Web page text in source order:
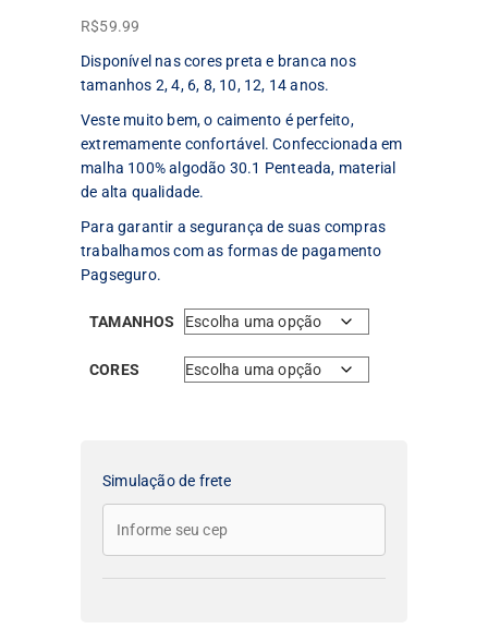
R$59.99
Disponível nas cores preta e branca nos
tamanhos 2, 4, 6, 8, 10, 12, 14 anos.
Veste muito bem, o caimento é perfeito,
extremamente confortável. Confeccionada em
malha 100% algodão 30.1 Penteada, material
de alta qualidade.
Para garantir a segurança de suas compras
trabalhamos com as formas de pagamento
Pagseguro.
TAMANHOS
CORES
Simulação de frete